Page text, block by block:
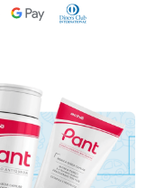
Google PayDiners Club